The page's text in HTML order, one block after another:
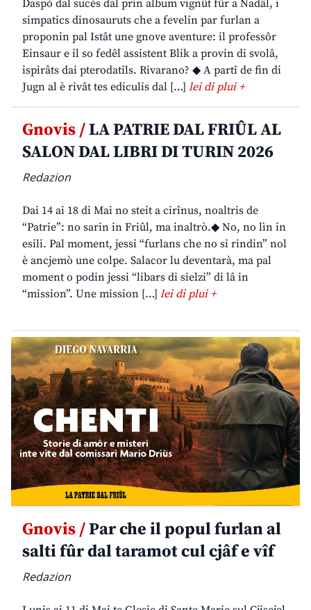
Daspò dal sucès dal prin album vignût fûr a Nadâl, i
simpatics dinosauruts che a fevelin par furlan a
proponin pal Istât une gnove aventure: il professôr
Einsaur e il so fedêl assistent Blik a provin di svolâ,
ispirâts dai pterodatils. Rivarano? ◆ A partî de fin di
Jugn al è rivât tes ediculis dal […] lei di plui +
Gnovis /LA PATRIE DAL FRIÛL AL
SALON DAL LIBRI DI TURIN 2026
Redazion
Dai 14 ai 18 di Mai no steit a cirînus, noaltris de
“Patrie”: no sarin in Friûl, ma inaltrò.◆ No, no lìn in
esili. Pal moment, jessi “furlans che no si rindin” nol
è ancjemò une colpe. Salacor lu deventarà, ma pal
moment o podin jessi “libars di sielzi” di lâ in
“mission”. Une mission […] lei di plui +
Gnovis /Par che il popul furlan al
salti fûr dal taramot cul cjâf e vîf
Redazion